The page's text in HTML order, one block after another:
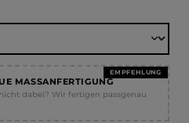
EMPFEHLUNG
MASSANFERTIGUNG
dabei? Wir fertigen passgenau